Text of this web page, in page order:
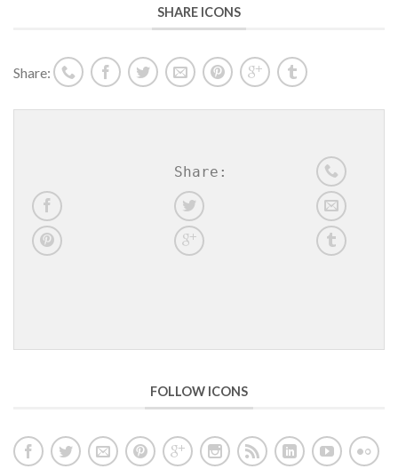
SHARE ICONS
Share:
Share:
FOLLOW ICONS